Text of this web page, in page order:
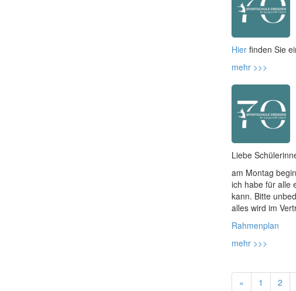
Hierfinden Sie
mehr >>>
Liebe
am Montag
ich habe für alle
kann. Bitte
alles wird im
Rahmenplan
mehr >>>
« 1 2